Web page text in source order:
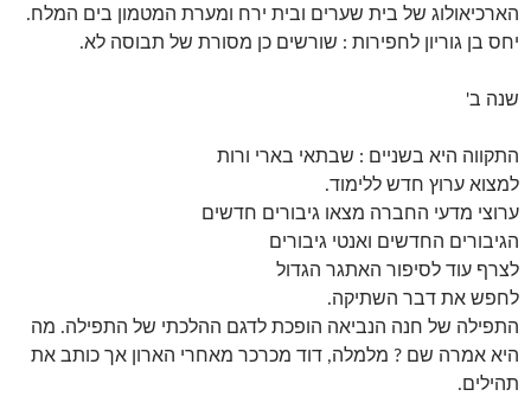
הארכיאולוג של בית שערים ובית ירח ומערת המטמון בים המלח.
יחס בן גוריון לחפירות : שורשים כן מסורת של תבוסה לא.
שנה ב'
התקווה היא בשניים : שבתאי בארי ורות
למצוא ערוץ חדש ללימוד.
ערוצי מדעי החברה מצאו גיבורים חדשים
הגיבורים החדשים ואנטי גיבורים
לצרף עוד לסיפור האתגר הגדול
לחפש את דבר השתיקה.
התפילה של חנה הנביאה הופכת לדגם ההלכתי של התפילה. מה
היא אמרה שם ? מלמלה, דוד מכרכר מאחרי הארון אך כותב את
תהילים.